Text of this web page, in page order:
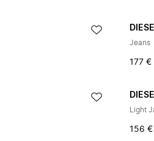
Jeans
177 €
Light
156 €